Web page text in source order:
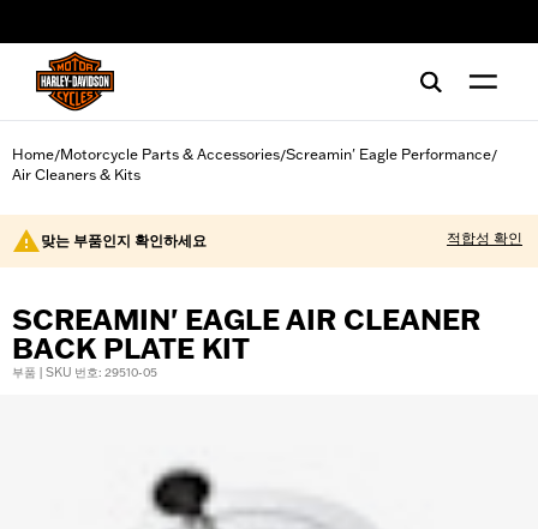
Home/Motorcycle Parts & Accessories/Screamin' Eagle Performance/
Air Cleaners & Kits
맞는 부품인지 확인하세요 적합성 확인
SCREAMIN' EAGLE AIR CLEANER
BACK PLATE KIT
부품 | SKU 번호: 29510-05